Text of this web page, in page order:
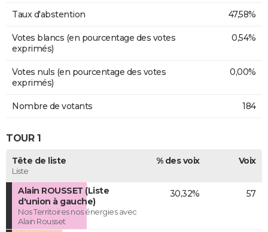
Taux d'abstention 47,58%
Votes blancs (en pourcentage des votes
exprimés)
0,54%
Votes nuls (en pourcentage des votes
exprimés)
0,00%
Nombre de votants 184
TOUR 1
Tête de liste
Liste
% des voix Voix
Alain ROUSSET (Liste
d'union à gauche)
Nos Territoires nos énergies avec
Alain Rousset
30,32% 57